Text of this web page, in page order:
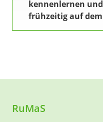
kennenlernen
frühzeitig auf
RuMaS